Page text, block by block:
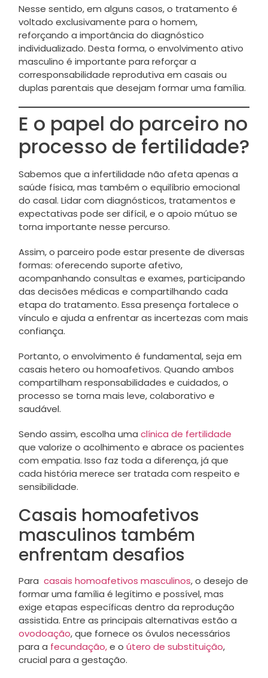
Nesse sentido, em alguns casos, o tratamento é
voltado exclusivamente para o homem,
reforçando a importância do diagnóstico
individualizado. Desta forma, o envolvimento ativo
masculino é importante para reforçar a
corresponsabilidade reprodutiva em casais ou
duplas parentais que desejam formar uma família.
E o papel do parceiro no
processo de fertilidade?
Sabemos que a infertilidade não afeta apenas a
saúde física, mas também o equilíbrio emocional
do casal. Lidar com diagnósticos, tratamentos e
expectativas pode ser difícil, e o apoio mútuo se
torna importante nesse percurso.
Assim, o parceiro pode estar presente de diversas
formas: oferecendo suporte afetivo,
acompanhando consultas e exames, participando
das decisões médicas e compartilhando cada
etapa do tratamento. Essa presença fortalece o
vínculo e ajuda a enfrentar as incertezas com mais
confiança.
Portanto, o envolvimento é fundamental, seja em
casais hetero ou homoafetivos. Quando ambos
compartilham responsabilidades e cuidados, o
processo se torna mais leve, colaborativo e
saudável.
Sendo assim, escolha uma clínica de fertilidade
que valorize o acolhimento e abrace os pacientes
com empatia. Isso faz toda a diferença, já que
cada história merece ser tratada com respeito e
sensibilidade.
Casais homoafetivos
masculinos também
enfrentam desafios
Para casais homoafetivos masculinos, o desejo de
formar uma família é legítimo e possível, mas
exige etapas específicas dentro da reprodução
assistida. Entre as principais alternativas estão a
ovodoação, que fornece os óvulos necessários
para a fecundação,e o útero de substituição,
crucial para a gestação.